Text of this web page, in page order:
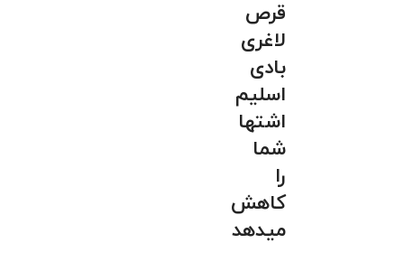
قرص
لاغری
بادی
اسلیم
اشتها
شما
را
کاهش
میدهد